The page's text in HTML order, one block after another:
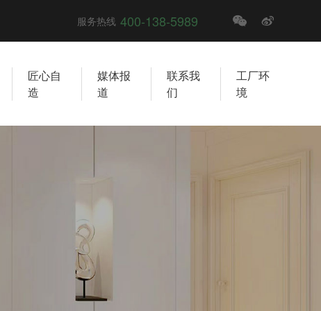
服务热线 400-138-5989
匠心自
造
媒体报
道
联系我
们
工厂环
境